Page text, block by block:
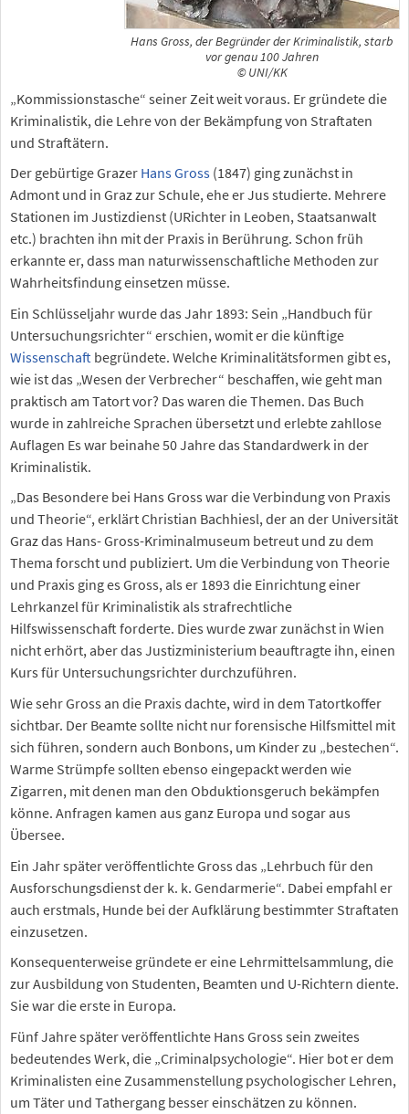
Hans Gross, der Begründer der Kriminalistik, starb
vor genau 100 Jahren
© UNI/KK
„Kommissionstasche“ seiner Zeit weit voraus. Er gründete die
Kriminalistik, die Lehre von der Bekämpfung von Straftaten
und Straftätern.
Der gebürtige Grazer Hans Gross (1847) ging zunächst in
Admont und in Graz zur Schule, ehe er Jus studierte. Mehrere
Stationen im Justizdienst (URichter in Leoben, Staatsanwalt
etc.) brachten ihn mit der Praxis in Berührung. Schon früh
erkannte er, dass man naturwissenschaftliche Methoden zur
Wahrheitsfindung einsetzen müsse.
Ein Schlüsseljahr wurde das Jahr 1893: Sein „Handbuch für
Untersuchungsrichter“ erschien, womit er die künftige
Wissenschaft begründete. Welche Kriminalitätsformen gibt es,
wie ist das „Wesen der Verbrecher“ beschaffen, wie geht man
praktisch am Tatort vor? Das waren die Themen. Das Buch
wurde in zahlreiche Sprachen übersetzt und erlebte zahllose
Auflagen Es war beinahe 50 Jahre das Standardwerk in der
Kriminalistik.
„Das Besondere bei Hans Gross war die Verbindung von Praxis
und Theorie“, erklärt Christian Bachhiesl, der an der Universität
Graz das Hans- Gross-Kriminalmuseum betreut und zu dem
Thema forscht und publiziert. Um die Verbindung von Theorie
und Praxis ging es Gross, als er 1893 die Einrichtung einer
Lehrkanzel für Kriminalistik als strafrechtliche
Hilfswissenschaft forderte. Dies wurde zwar zunächst in Wien
nicht erhört, aber das Justizministerium beauftragte ihn, einen
Kurs für Untersuchungsrichter durchzuführen.
Wie sehr Gross an die Praxis dachte, wird in dem Tatortkoffer
sichtbar. Der Beamte sollte nicht nur forensische Hilfsmittel mit
sich führen, sondern auch Bonbons, um Kinder zu „bestechen“.
Warme Strümpfe sollten ebenso eingepackt werden wie
Zigarren, mit denen man den Obduktionsgeruch bekämpfen
könne. Anfragen kamen aus ganz Europa und sogar aus
Übersee.
Ein Jahr später veröffentlichte Gross das „Lehrbuch für den
Ausforschungsdienst der k. k. Gendarmerie“. Dabei empfahl er
auch erstmals, Hunde bei der Aufklärung bestimmter Straftaten
einzusetzen.
Konsequenterweise gründete er eine Lehrmittelsammlung, die
zur Ausbildung von Studenten, Beamten und U-Richtern diente.
Sie war die erste in Europa.
Fünf Jahre später veröffentlichte Hans Gross sein zweites
bedeutendes Werk, die „Criminalpsychologie“. Hier bot er dem
Kriminalisten eine Zusammenstellung psychologischer Lehren,
um Täter und Tathergang besser einschätzen zu können.